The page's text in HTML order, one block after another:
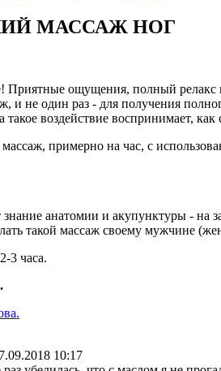
МАССАЖ НОГ
Приятные ощущения, полный релакс
и не один раз - для получения
воздействие воспринимает,
примерно на час, с
знание анатомии и акупунктуры -
такой массаж своему мужчине
3 часа.
10:17